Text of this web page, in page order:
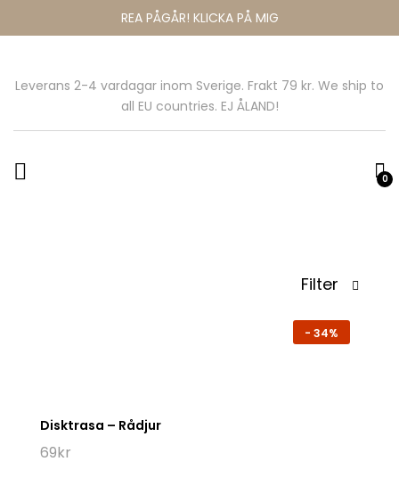
REA PÅGÅR! KLICKA PÅ MIG
Leverans 2-4 vardagar inom Sverige. Frakt 79 kr. We ship to
all EU countries. EJ ÅLAND!
0
Filter
Disktrasa – Rådjur
69kr
- 34%